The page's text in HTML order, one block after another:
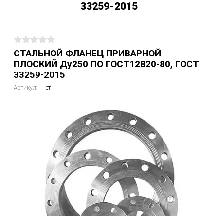
33259-2015
СТАЛЬНОЙ ФЛАНЕЦ ПРИВАРНОЙ
ПЛОСКИЙ Ду250 ПО ГОСТ12820-80, ГОСТ
33259-2015
Артикул: нет